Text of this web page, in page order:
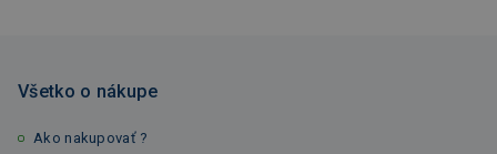
Všetko o nákupe
Ako nakupovať ?